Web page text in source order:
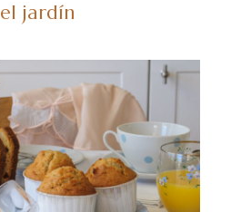
el jardín